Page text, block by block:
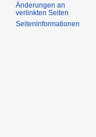
Änderungen an
verlinkten Seiten
Seiten­­informationen